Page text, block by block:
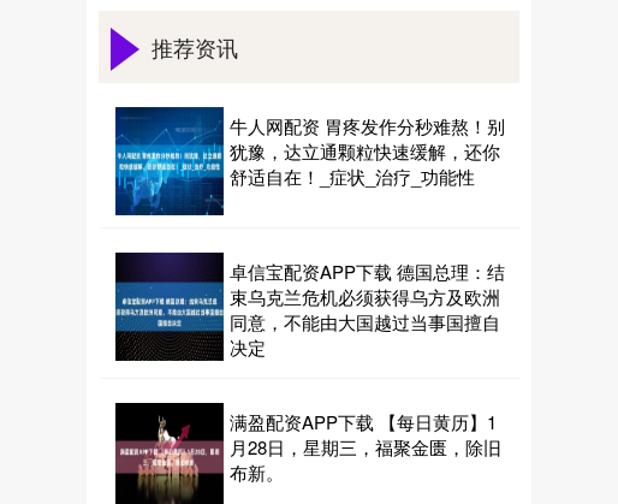
推荐资讯
牛人网配资 胃疼发作分秒难熬！别
犹豫，达立通颗粒快速缓解，还你
舒适自在！_症状_治疗_功能性
卓信宝配资APP下载 德国总理：结
束乌克兰危机必须获得乌方及欧洲
同意，不能由大国越过当事国擅自
决定
满盈配资APP下载 【每日黄历】1
月28日，星期三，福聚金匮，除旧
布新。